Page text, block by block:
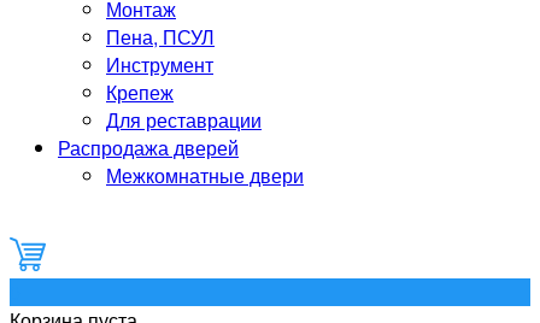
Монтаж
Пена, ПСУЛ
Инструмент
Крепеж
Для реставрации
Распродажа дверей
Межкомнатные двери